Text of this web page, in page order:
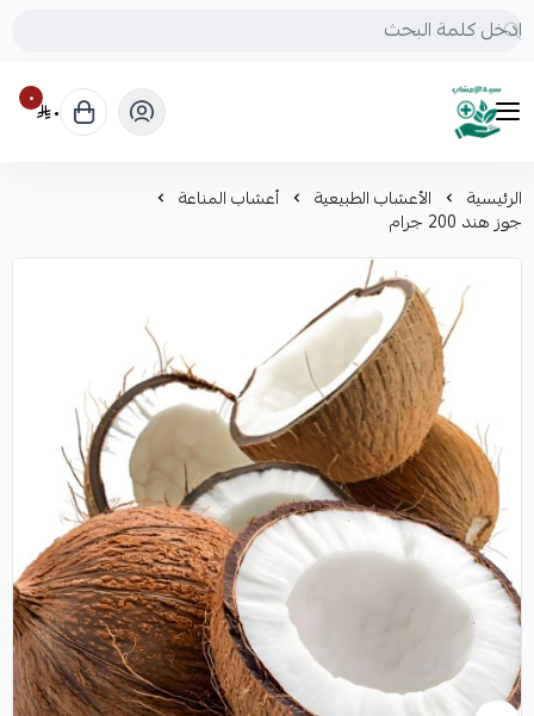
mrs.grasses
٠ ٠
الرئيسية الأعشاب الطبيعية أعشاب المناعة
جوز هند 200 جرام